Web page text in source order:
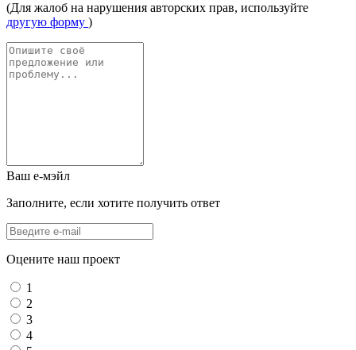
(Для жалоб на нарушения авторских прав, используйте
другую форму )
Ваш е-мэйл
Заполните, если хотите получить ответ
Оцените наш проект
1
2
3
4